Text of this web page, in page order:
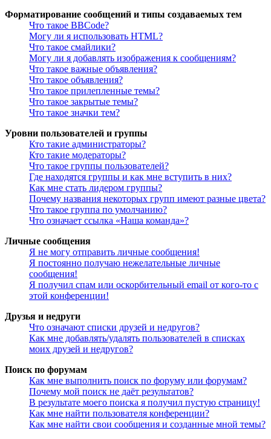
Форматирование сообщений и типы создаваемых тем
Что такое BBCode?
Могу ли я использовать HTML?
Что такое смайлики?
Могу ли я добавлять изображения к сообщениям?
Что такое важные объявления?
Что такое объявления?
Что такое прилепленные темы?
Что такое закрытые темы?
Что такое значки тем?
Уровни пользователей и группы
Кто такие администраторы?
Кто такие модераторы?
Что такое группы пользователей?
Где находятся группы и как мне вступить в них?
Как мне стать лидером группы?
Почему названия некоторых групп имеют разные цвета?
Что такое группа по умолчанию?
Что означает ссылка «Наша команда»?
Личные сообщения
Я не могу отправить личные сообщения!
Я постоянно получаю нежелательные личные
сообщения!
Я получил спам или оскорбительный email от кого-то с
этой конференции!
Друзья и недруги
Что означают списки друзей и недругов?
Как мне добавлять/удалять пользователей в списках
моих друзей и недругов?
Поиск по форумам
Как мне выполнить поиск по форуму или форумам?
Почему мой поиск не даёт результатов?
В результате моего поиска я получил пустую страницу!
Как мне найти пользователя конференции?
Как мне найти свои сообщения и созданные мной темы?